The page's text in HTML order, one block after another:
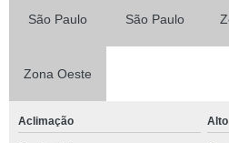
São Paulo São Paulo
Zona Oeste
Aclimação Alto